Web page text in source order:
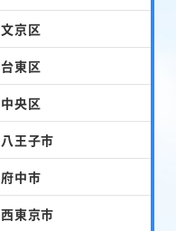
文京区
台東区
中央区
八王子市
府中市
西東京市